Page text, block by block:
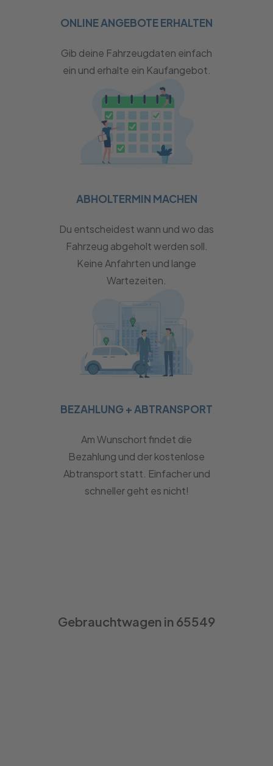
ONLINE ANGEBOTE ERHALTEN
Gib deine Fahrzeugdaten einfach
ein und erhalte ein Kaufangebot.
ABHOLTERMIN MACHEN
Du entscheidest wann und wo das
Fahrzeug abgeholt werden soll.
Keine Anfahrten und lange
Wartezeiten.
BEZAHLUNG + ABTRANSPORT
Am Wunschort findet die
Bezahlung und der kostenlose
Abtransport statt. Einfacher und
schneller geht es nicht!
Gebrauchtwagen in 65549